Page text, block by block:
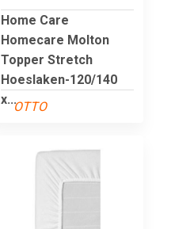
Home Care
Homecare Molton
Topper Stretch
Hoeslaken-120/140
x...OTTO